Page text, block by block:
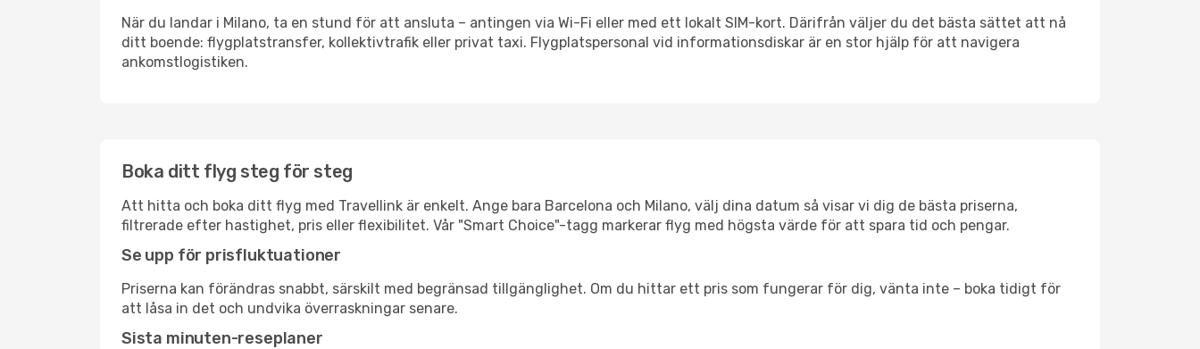
När du landar i Milano, ta en stund för att ansluta – antingen via Wi-Fi eller med ett lokalt SIM-kort. Därifrån väljer du det bästa sättet att nå
ditt boende: flygplatstransfer, kollektivtrafik eller privat taxi. Flygplatspersonal vid informationsdiskar är en stor hjälp för att navigera
ankomstlogistiken.
Boka ditt flyg steg för steg
Att hitta och boka ditt flyg med Travellink är enkelt. Ange bara Barcelona och Milano, välj dina datum så visar vi dig de bästa priserna,
filtrerade efter hastighet, pris eller flexibilitet. Vår "Smart Choice"-tagg markerar flyg med högsta värde för att spara tid och pengar.
Se upp för prisfluktuationer
Priserna kan förändras snabbt, särskilt med begränsad tillgänglighet. Om du hittar ett pris som fungerar för dig, vänta inte – boka tidigt för
att låsa in det och undvika överraskningar senare.
Sista minuten-reseplaner